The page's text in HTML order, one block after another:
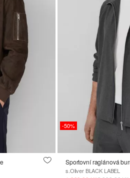
-50%
s.Oliver BLACK LABEL